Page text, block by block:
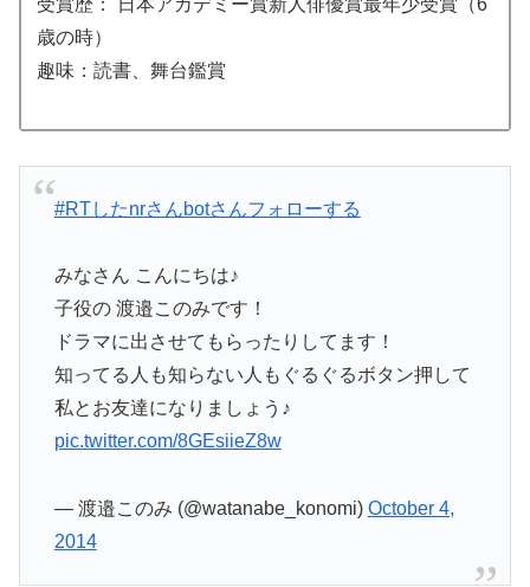
歳の時）
趣味：読書、舞台鑑賞
#RTしたnrさんbotさんフォローする
みなさん こんにちは♪
子役の 渡邉このみです！
ドラマに出させてもらったりしてます！
知ってる人も知らない人もぐるぐるボタン押して
私とお友達になりましょう♪
pic.twitter.com/8GEsiieZ8w
— 渡邉このみ (@watanabe_konomi) October 4,
2014